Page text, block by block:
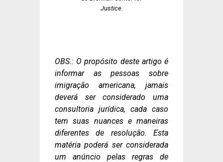
Justice.
OBS.: O propósito deste artigo é
informar as pessoas sobre
imigração americana, jamais
deverá ser considerado uma
consultoria jurídica, cada caso
tem suas nuances e maneiras
diferentes de resolução. Esta
matéria poderá ser considerada
um anúncio pelas regras de